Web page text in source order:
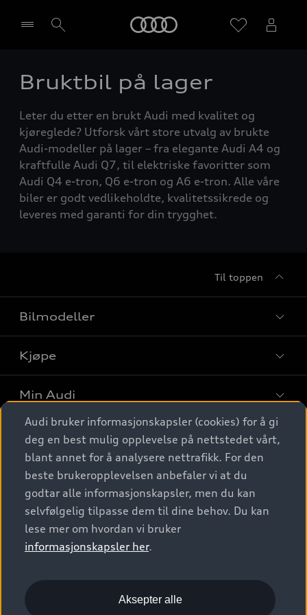
Velg forhandler
Bruktbil på lager
Leter du etter en brukt Audi med kvalitet og
kjøreglede? Utforsk vårt store utvalg av brukte
Audi-modeller på lager – fra elegante Audi A4 og
kraftfulle Audi Q7, til elektriske favoritter som
Audi Q4 e-tron, Q6 e-tron og A6 e-tron. Alle våre
biler er godt vedlikeholdte, kvalitetssikrede og
leveres med garanti for din trygghet.
Til toppen
Bilmodeller
Finn din Audi
Sammenlign bilmodeller
Elbiler
SUV
Stasjonsvogn
Sportback
S/RS
Konseptbiler og prototyper
Kjøpe
Kjøpshjelp
Biler på lager
Finn forhandler
Bestill prøvekjøring
Kontakt forhandler
Bilgarantier
Min Audi
Behold nybilfølelsen
Audi Originalt tilbehør
Verkstedtjenester
Digitale tjenester
Audi digitale tjenester
Audi connect
Functions on demand
Kom i gang med myAudi
Audi Norge
Kundeservice
Audi Driving Experience
© 2026 AUDI NORGE. All Rights Reserved.
Imprint
Audi bruker informasjonskapsler (cookies) for å gi
deg en best mulig opplevelse på nettstedet vårt,
blant annet for å analysere nettrafikk. For den
beste brukeropplevelsen anbefaler vi at du
godtar alle informasjonskapsler, men du kan
selvfølgelig tilpasse dem til dine behov. Du kan
lese mer om hvordan vi bruker
informasjonskapsler her.
Aksepter alle